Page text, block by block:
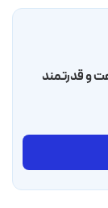
و قدرتمند